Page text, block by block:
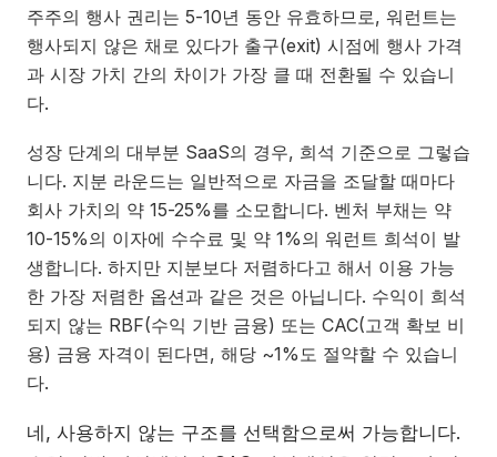
주주의 행사 권리는 5-10년 동안 유효하므로, 워런트는
행사되지 않은 채로 있다가 출구(exit) 시점에 행사 가격
과 시장 가치 간의 차이가 가장 클 때 전환될 수 있습니
다.
성장 단계의 대부분 SaaS의 경우, 희석 기준으로 그렇습
니다. 지분 라운드는 일반적으로 자금을 조달할 때마다
회사 가치의 약 15-25%를 소모합니다. 벤처 부채는 약
10-15%의 이자에 수수료 및 약 1%의 워런트 희석이 발
생합니다. 하지만 지분보다 저렴하다고 해서 이용 가능
한 가장 저렴한 옵션과 같은 것은 아닙니다. 수익이 희석
되지 않는 RBF(수익 기반 금융) 또는 CAC(고객 확보 비
용) 금융 자격이 된다면, 해당 ~1%도 절약할 수 있습니
다.
네, 사용하지 않는 구조를 선택함으로써 가능합니다.